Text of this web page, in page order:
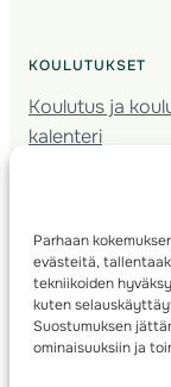
Parhaan
evästeitä,
tekniikoiden
kuten
Suostumuksen
ominaisuuksiin ja
KOULUTUKSET
Koulutus ja
kalenteri
Nuorison
Kartoitus
Ratamestari
© 2025 ·Suomen